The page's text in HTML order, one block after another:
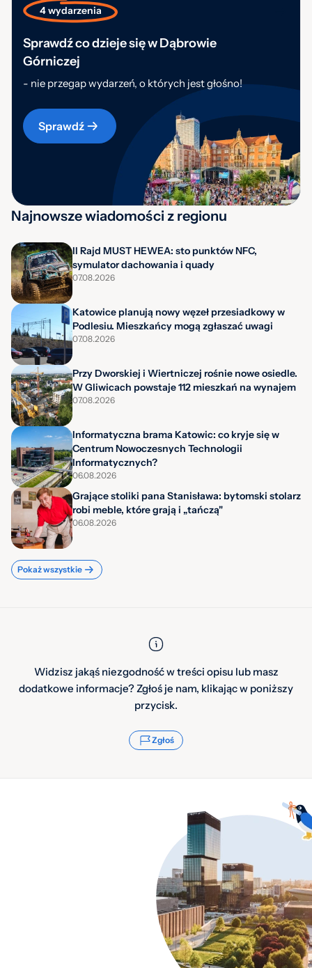
4 wydarzenia
Sprawdź co dzieje się w Dąbrowie
Górniczej
- nie przegap wydarzeń, o których jest głośno!
Sprawdź
Najnowsze wiadomości z regionu
II Rajd MUST HEWEA: sto punktów NFC,
symulator dachowania i quady
07.08.2026
Katowice planują nowy węzeł przesiadkowy w
Podlesiu. Mieszkańcy mogą zgłaszać uwagi
07.08.2026
Przy Dworskiej i Wiertniczej rośnie nowe osiedle.
W Gliwicach powstaje 112 mieszkań na wynajem
07.08.2026
Informatyczna brama Katowic: co kryje się w
Centrum Nowoczesnych Technologii
Informatycznych?
06.08.2026
Grające stoliki pana Stanisława: bytomski stolarz
robi meble, które grają i „tańczą"
06.08.2026
Pokaż wszystkie
Widzisz jakąś niezgodność w treści opisu lub masz
dodatkowe informacje? Zgłoś je nam, klikając w poniższy
przycisk.
Zgłoś